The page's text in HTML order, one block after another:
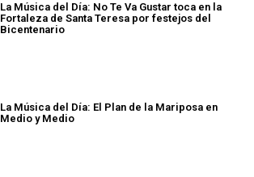
La Música del Día: No Te Va Gustar toca en la
Fortaleza de Santa Teresa por festejos del
Bicentenario
La Música del Día: El Plan de la Mariposa en
Medio y Medio